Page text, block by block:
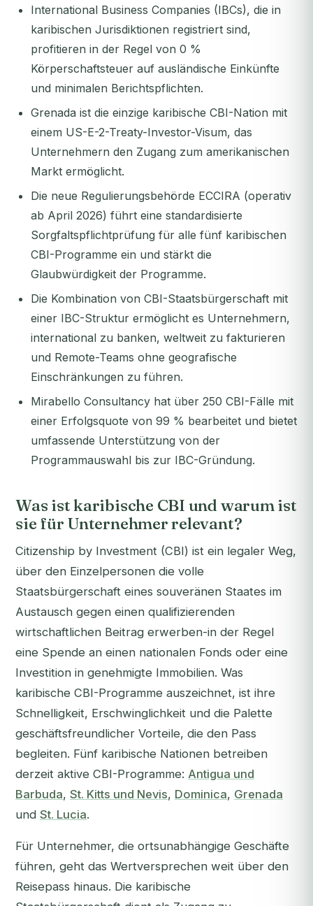
International Business Companies (IBCs), die in
karibischen Jurisdiktionen registriert sind,
profitieren in der Regel von 0 %
Körperschaftsteuer auf ausländische Einkünfte
und minimalen Berichtspflichten.
Grenada ist die einzige karibische CBI-Nation mit
einem US-E-2-Treaty-Investor-Visum, das
Unternehmern den Zugang zum amerikanischen
Markt ermöglicht.
Die neue Regulierungsbehörde ECCIRA (operativ
ab April 2026) führt eine standardisierte
Sorgfaltspflichtprüfung für alle fünf karibischen
CBI-Programme ein und stärkt die
Glaubwürdigkeit der Programme.
Die Kombination von CBI-Staatsbürgerschaft mit
einer IBC-Struktur ermöglicht es Unternehmern,
international zu banken, weltweit zu fakturieren
und Remote-Teams ohne geografische
Einschränkungen zu führen.
Mirabello Consultancy hat über 250 CBI-Fälle mit
einer Erfolgsquote von 99 % bearbeitet und bietet
umfassende Unterstützung von der
Programmauswahl bis zur IBC-Gründung.
Was ist karibische CBI und warum ist
sie für Unternehmer relevant?
Citizenship by Investment (CBI) ist ein legaler Weg,
über den Einzelpersonen die volle
Staatsbürgerschaft eines souveränen Staates im
Austausch gegen einen qualifizierenden
wirtschaftlichen Beitrag erwerben-in der Regel
eine Spende an einen nationalen Fonds oder eine
Investition in genehmigte Immobilien. Was
karibische CBI-Programme auszeichnet, ist ihre
Schnelligkeit, Erschwinglichkeit und die Palette
geschäftsfreundlicher Vorteile, die den Pass
begleiten. Fünf karibische Nationen betreiben
derzeit aktive CBI-Programme: Antigua und
Barbuda, St. Kitts und Nevis, Dominica, Grenada
und St. Lucia.
Für Unternehmer, die ortsunabhängige Geschäfte
führen, geht das Wertversprechen weit über den
Reisepass hinaus. Die karibische